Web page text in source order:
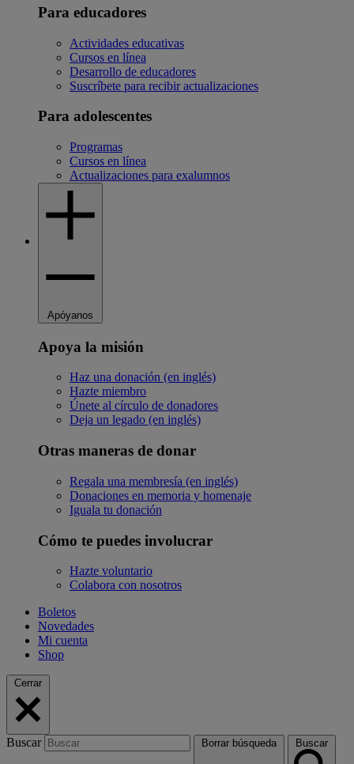
Para educadores
Actividades educativas
Cursos en línea
Desarrollo de educadores
Suscríbete para recibir actualizaciones
Para adolescentes
Programas
Cursos en línea
Actualizaciones para exalumnos
Apóyanos
Apoya la misión
Haz una donación (en inglés)
Hazte miembro
Únete al círculo de donadores
Deja un legado (en inglés)
Otras maneras de donar
Regala una membresía (en inglés)
Donaciones en memoria y homenaje
Iguala tu donación
Cómo te puedes involucrar
Hazte voluntario
Colabora con nosotros
Boletos
Novedades
Mi cuenta
Shop
Cerrar
Buscar Borrar búsqueda Buscar